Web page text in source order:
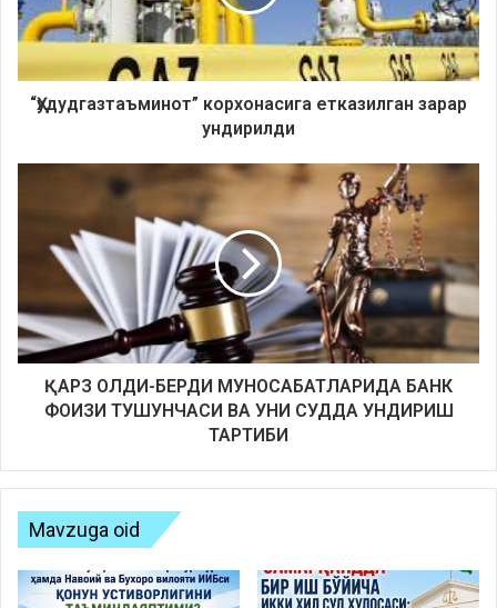
“Ҳудудгазтаъминот” корхонасига етказилган зарар
ундирилди
ҚАРЗ ОЛДИ-БЕРДИ МУНОСАБАТЛАРИДА БАНК
ФОИЗИ ТУШУНЧАСИ ВА УНИ СУДДА УНДИРИШ
ТАРТИБИ
Mavzuga oid